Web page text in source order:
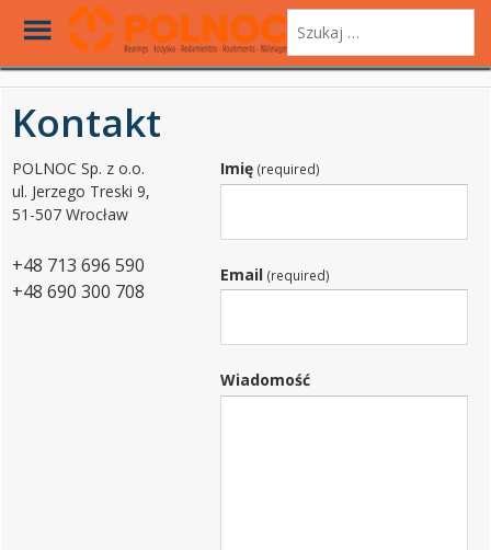
Skip
main
Szukaj:
Toggle
Menu
Kontakt
POLNOC Sp. z o.o.
ul. Jerzego Treski 9,
51-507 Wrocław
+48 713 696 590
+48 690 300 708
Imię (required)
Email (required)
Wiadomość